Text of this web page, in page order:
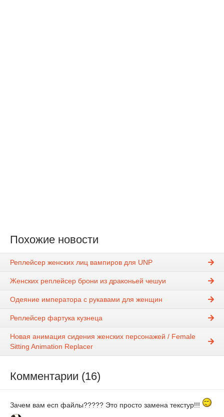
Похожие новости
Реплейсер женских лиц вампиров для UNP
Женских реплейсер брони из драконьей чешуи
Одеяние императора с рукавами для женщин
Реплейсер фартука кузнеца
Новая анимация сидения женских персонажей / Female
Sitting Animation Replacer
Комментарии (16)
Зачем вам есп файлы????? Это просто замена текстур!!!